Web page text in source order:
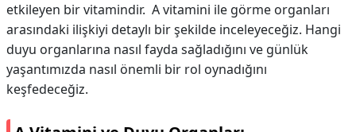
etkileyen bir vitamindir. A vitamini ile görme organları
arasındaki ilişkiyi detaylı bir şekilde inceleyeceğiz. Hangi
duyu organlarına nasıl fayda sağladığını ve günlük
yaşantımızda nasıl önemli bir rol oynadığını
keşfedeceğiz.